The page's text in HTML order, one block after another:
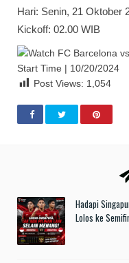
Hari: Senin, 21 Oktober
Kickoff: 02.00 WIB
Post Views: 1,054
Hadapi
Lolos ke